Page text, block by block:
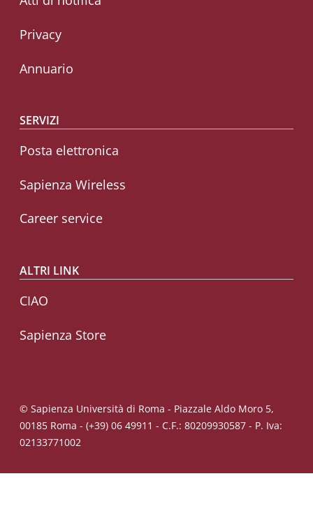
Privacy
Annuario
SERVIZI
Posta elettronica
Sapienza Wireless
Career service
ALTRI LINK
CIAO
Sapienza Store
© Sapienza Università di Roma - Piazzale Aldo Moro 5,
00185 Roma - (+39) 06 49911 - C.F.: 80209930587 - P. Iva:
02133771002